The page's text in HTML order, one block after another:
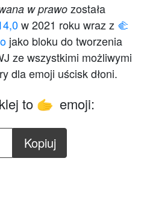
w prawo została
w 2021 roku wraz z 🫲
jako bloku do tworzenia
ze wszystkimi możliwymi
dla emoji uścisk dłoni.
to 🫱 emoji:
Kopiuj